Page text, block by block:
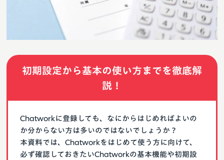
初期設定から基本の使い方までを徹底解
説！
Chatworkに登録しても、なにからはじめればよいの
か分からない方は多いのではないでしょうか？
本資料では、Chatworkをはじめて使う方に向けて、
必ず確認しておきたいChatworkの基本機能や初期設